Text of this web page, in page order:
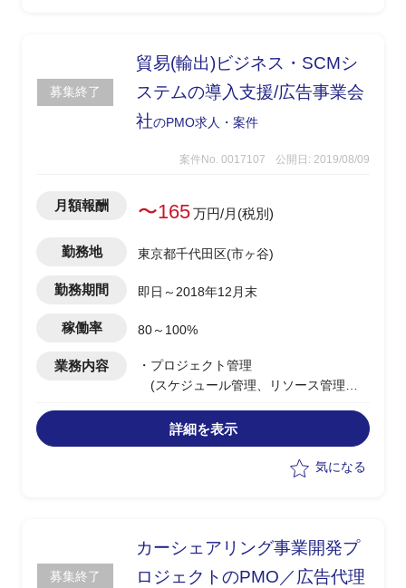
募集終了
貿易(輸出)ビジネス・SCMシ
ステムの導入支援/広告事業会
社のPMO求人・案件
案件No. 0017107 公開日: 2019/08/09
月額報酬 〜165万円/月(税別)
勤務地 東京都千代田区(市ヶ谷)
勤務期間 即日～2018年12月末
稼働率 80～100%
業務内容
・プロジェクト管理
(スケジュール管理、リソース管理、
リテーションなど)
・ビジネスプロセス、要件定義支援
・カットオーバータスク管理
詳細を表示
気になる
募集終了
カーシェアリング事業開発プ
ロジェクトのPMO／広告代理